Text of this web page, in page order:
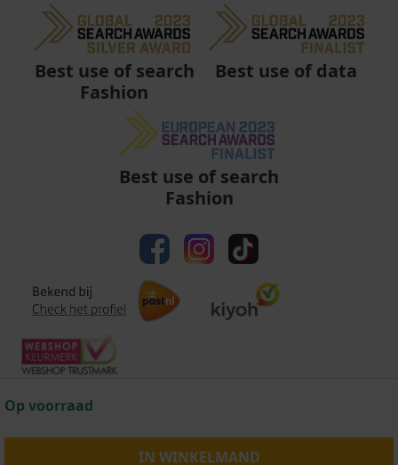
Op voorraad
IN WINKELMAND
Best use of search
Fashion
Best use of data
Best use of search
Fashion
Algemene voorwaarden